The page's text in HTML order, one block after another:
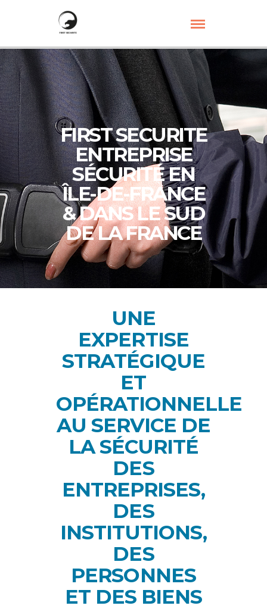
FIRST SECURITE
ENTREPRISE
SÉCURITÉ EN
ÎLE-DE-FRANCE
& DANS LE SUD
DE LA FRANCE
UNE
EXPERTISE
STRATÉGIQUE
ET
OPÉRATIONNELLE
AU SERVICE DE
LA SÉCURITÉ
DES
ENTREPRISES,
DES
INSTITUTIONS,
DES
PERSONNES
ET DES BIENS